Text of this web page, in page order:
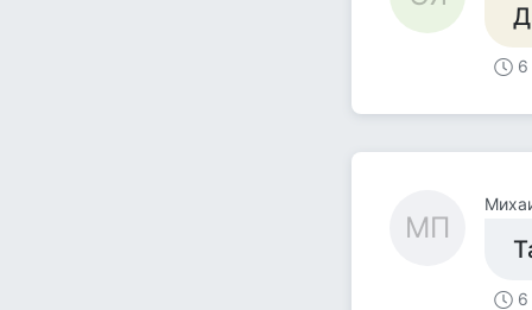
6
МП
6